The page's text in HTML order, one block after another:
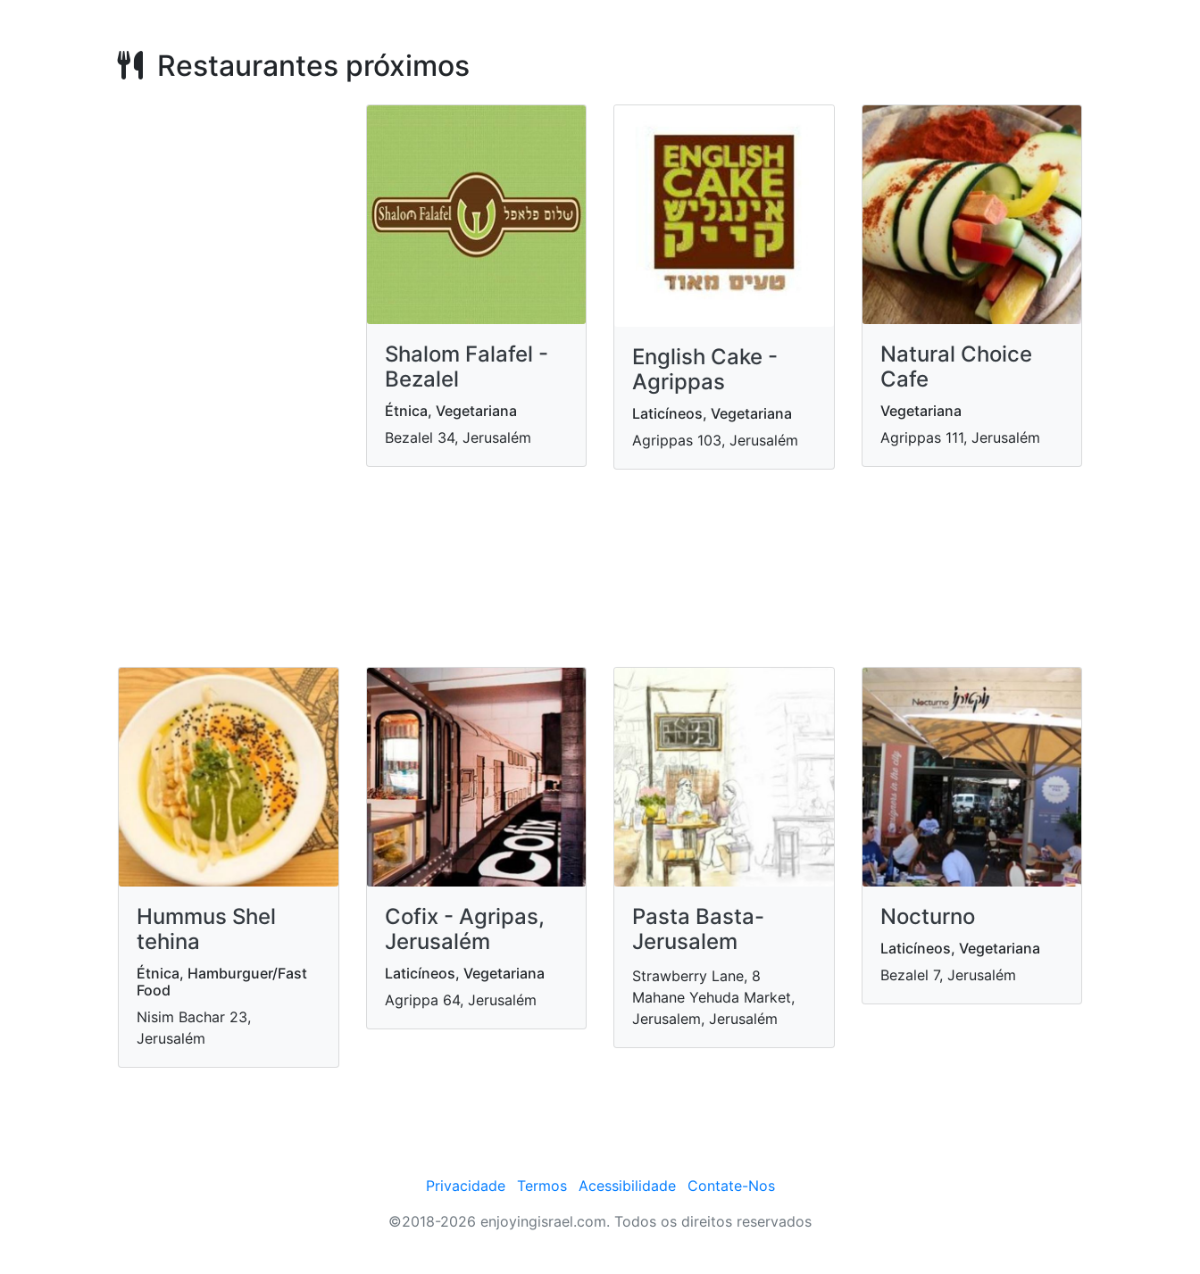
Restaurantes próximos
Shalom Falafel -
Bezalel
Étnica, Vegetariana
Bezalel 34, Jerusalém
English Cake -
Agrippas
Laticíneos, Vegetariana
Agrippas 103, Jerusalém
Natural Choice
Cafe
Vegetariana
Agrippas 111, Jerusalém
Hummus Shel
tehina
Étnica, Hamburguer/Fast
Food
Nisim Bachar 23,
Jerusalém
Cofix - Agripas,
Jerusalém
Laticíneos, Vegetariana
Agrippa 64, Jerusalém
Pasta Basta-
Jerusalem
Strawberry Lane, 8
Mahane Yehuda Market,
Jerusalem, Jerusalém
Nocturno
Laticíneos, Vegetariana
Bezalel 7, Jerusalém
Privacidade Termos Acessibilidade
Contate-Nos
©2018-2026 enjoyingisrael.com. Todos os direitos reservados